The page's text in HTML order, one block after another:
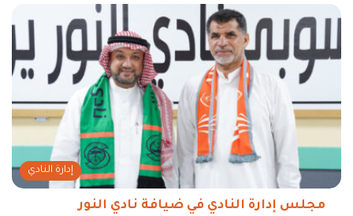
إدارة النادي
مجلس إدارة النادي في ضيافة نادي النور